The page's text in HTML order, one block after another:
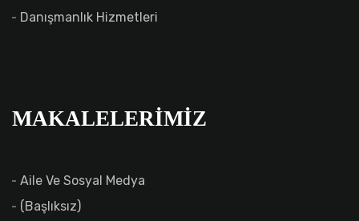
Danışmanlık Hizmetleri
MAKALELERIMIZ
Aile Ve Sosyal Medya
(başlıksız)